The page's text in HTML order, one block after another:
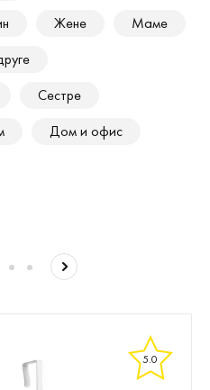
Жене
Маме
Сестре
Дом и офис
5.0